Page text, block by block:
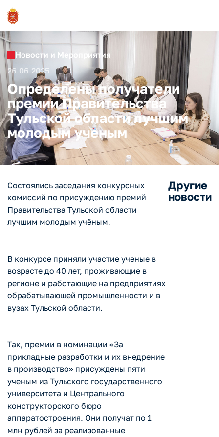
Новости и Мероприятия
26.06.2025
Определены получатели
премии Правительства
Тульской области лучшим
молодым ученым
Состоялись заседания конкурсных
комиссий по присуждению премий
Правительства Тульской области
лучшим молодым учёным.
В конкурсе приняли участие ученые в
возрасте до 40 лет, проживающие в
регионе и работающие на предприятиях
обрабатывающей промышленности и в
вузах Тульской области.
Так, премии в номинации «За
прикладные разработки и их внедрение
в производство» присуждены пяти
ученым из Тульского государственного
университета и Центрального
конструкторского бюро
аппаратостроения. Они получат по 1
млн рублей за реализованные
Другие
новости